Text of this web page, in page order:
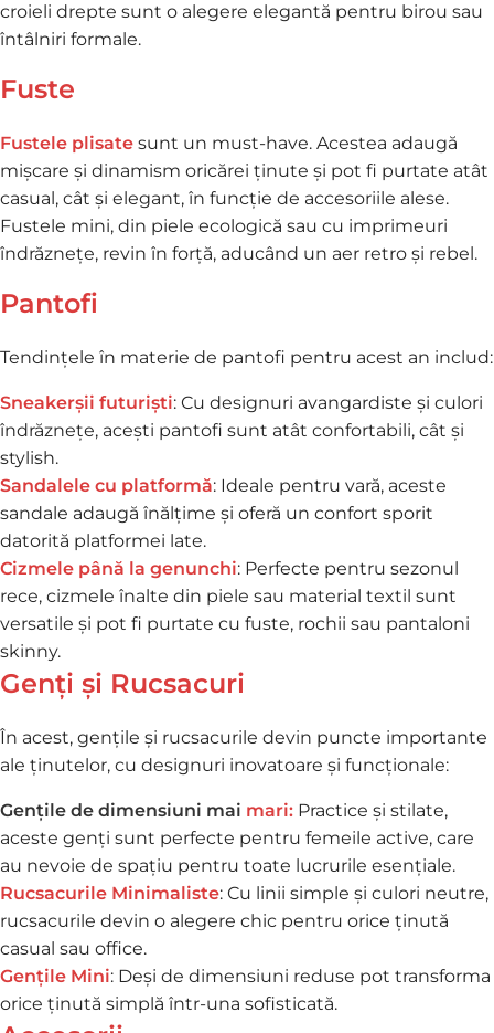
croieli drepte sunt o alegere elegantă pentru birou sau
întâlniri formale.
Fuste
Fustele plisate sunt un must-have. Acestea adaugă
mișcare și dinamism oricărei ținute și pot fi purtate atât
casual, cât și elegant, în funcție de accesoriile alese.
Fustele mini, din piele ecologică sau cu imprimeuri
îndrăznețe, revin în forță, aducând un aer retro și rebel.
Pantofi
Tendințele în materie de pantofi pentru acest an includ:
Sneakerșii futuriști: Cu designuri avangardiste și culori
îndrăznețe, acești pantofi sunt atât confortabili, cât și
stylish.
Sandalele cu platformă: Ideale pentru vară, aceste
sandale adaugă înălțime și oferă un confort sporit
datorită platformei late.
Cizmele până la genunchi: Perfecte pentru sezonul
rece, cizmele înalte din piele sau material textil sunt
versatile și pot fi purtate cu fuste, rochii sau pantaloni
skinny.
Genți și Rucsacuri
În acest, gențile și rucsacurile devin puncte importante
ale ținutelor, cu designuri inovatoare și funcționale:
Gențile de dimensiuni mai mari: Practice și stilate,
aceste genți sunt perfecte pentru femeile active, care
au nevoie de spațiu pentru toate lucrurile esențiale.
Rucsacurile Minimaliste: Cu linii simple și culori neutre,
rucsacurile devin o alegere chic pentru orice ținută
casual sau office.
Gențile Mini: Deși de dimensiuni reduse pot transforma
orice ținută simplă într-una sofisticată.